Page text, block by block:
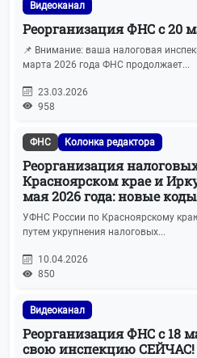
Видеоканал
Реорганизация ФНС с 20
📌 Внимание: ваша налоговая
марта 2026 года ФНС продолжает...
23.03.2026
958
ФНС Колонка редактора
Реорганизация
Красноярском крае и
мая 2026 года: новые
УФНС России по Красноярскому
путем укрупнения налоговых...
10.04.2026
850
Видеоканал
Реорганизация ФНС с 18
свою инспекцию СЕЙЧАС!